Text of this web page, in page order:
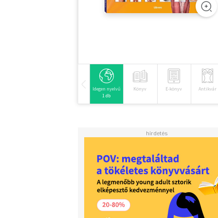
Idegen nyelvű
1 db
Könyv E-könyv Antikvár